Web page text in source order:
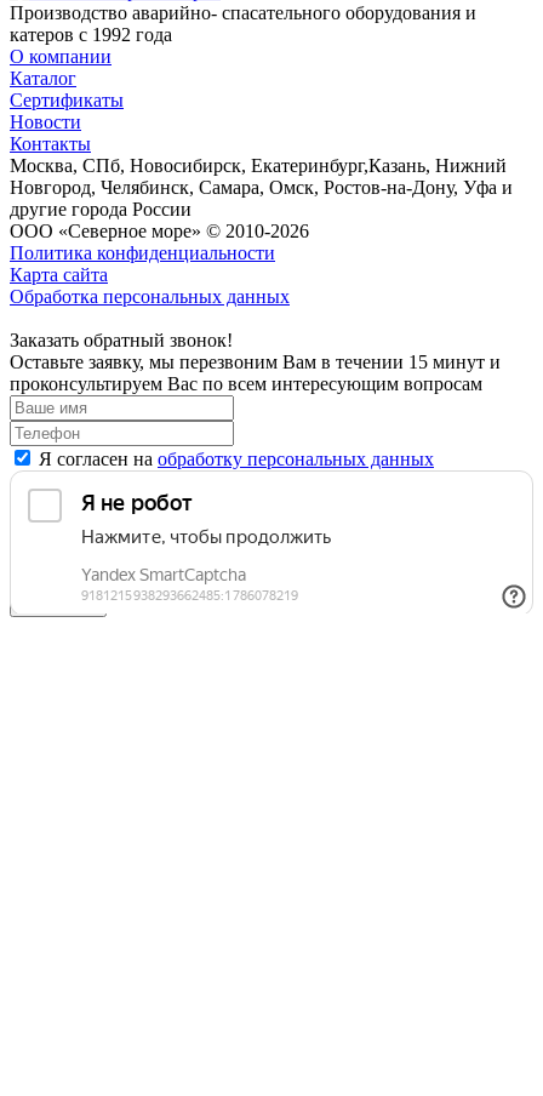
Производство аварийно- спасательного оборудования и
катеров с 1992 года
О компании
Каталог
Сертификаты
Новости
Контакты
Москва, СПб, Новосибирск, Екатеринбург,Казань, Нижний
Новгород, Челябинск, Самара, Омск, Ростов-на-Дону, Уфа и
другие города России
ООО «Северное море» © 2010-2026
Политика конфиденциальности
Карта сайта
Обработка персональных данных
Заказать обратный звонок!
Оставьте заявку, мы перезвоним Вам в течении 15 минут и
проконсультируем Вас по всем интересующим вопросам
Я согласен на обработку персональных данных
Отправить